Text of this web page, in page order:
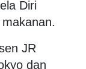
Diri
JR
dan